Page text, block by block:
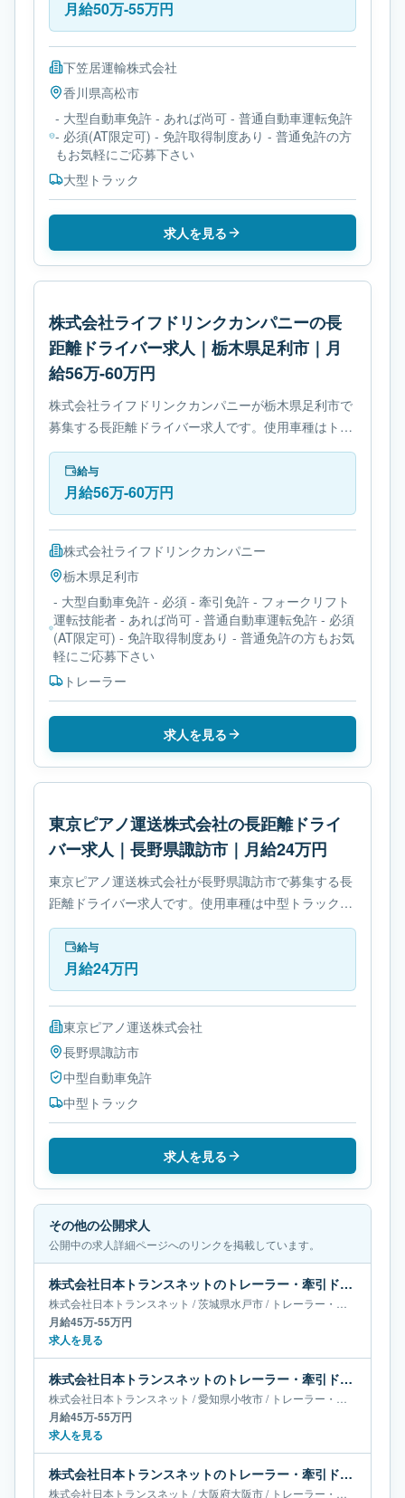
月給50万-55万円
下笠居運輸株式会社
香川県高松市
- 大型自動車免許 - あれば尚可 - 普通自動車運転免許
- 必須(AT限定可) - 免許取得制度あり - 普通免許の方
もお気軽にご応募下さい
大型トラック
求人を見る
株式会社ライフドリンクカンパニーの長
距離ドライバー求人｜栃木県足利市｜月
給56万-60万円
株式会社ライフドリンクカンパニーが栃木県足利市で
募集する長距離ドライバー求人です。使用車種はトレ
ーラーです。勤務時間は- シフト制です。必要免許は-
大型自動車免許です。
給与
月給56万-60万円
株式会社ライフドリンクカンパニー
栃木県足利市
- 大型自動車免許 - 必須 - 牽引免許 - フォークリフト
運転技能者 - あれば尚可 - 普通自動車運転免許 - 必須
(AT限定可) - 免許取得制度あり - 普通免許の方もお気
軽にご応募下さい
トレーラー
求人を見る
東京ピアノ運送株式会社の長距離ドライ
バー求人｜長野県諏訪市｜月給24万円
東京ピアノ運送株式会社が長野県諏訪市で募集する長
距離ドライバー求人です。使用車種は中型トラックで
す。勤務時間は- 変形労働時間制です。必要免許は中
型自動車免許です。
給与
月給24万円
東京ピアノ運送株式会社
長野県諏訪市
中型自動車免許
中型トラック
求人を見る
その他の公開求人
公開中の求人詳細ページへのリンクを掲載しています。
株式会社日本トランスネットのトレーラー・牽引ドライバー求人｜茨城県水戸市｜月給45万-55万円
株式会社日本トランスネット /茨城県水戸市/ トレーラー・牽引ドライバー
月給45万-55万円
求人を見る
株式会社日本トランスネットのトレーラー・牽引ドライバー求人｜愛知県小牧市｜月給45万-55万円
株式会社日本トランスネット /愛知県小牧市/ トレーラー・牽引ドライバー
月給45万-55万円
求人を見る
株式会社日本トランスネットのトレーラー・牽引ドライバー求人｜大阪府大阪市｜月給45万-60万円
株式会社日本トランスネット /大阪府大阪市/ トレーラー・牽引ドライバー